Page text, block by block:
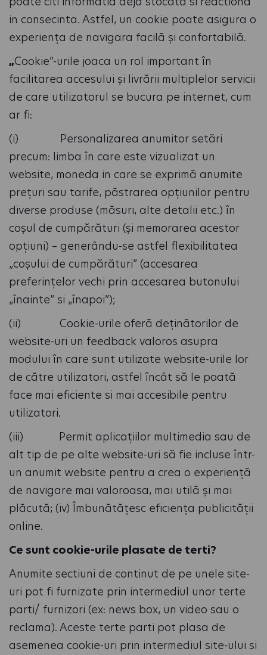
in consecinta. Astfel, un cookie poate asigura o
experiența de navigara facilă și confortabilă.
„Cookie”-urile joaca un rol important în
facilitarea accesului și livrării multiplelor servicii
de care utilizatorul se bucura pe internet, cum
ar fi:
(i) Personalizarea anumitor setări
precum: limba în care este vizualizat un
website, moneda in care se exprimă anumite
prețuri sau tarife, păstrarea opțiunilor pentru
diverse produse (măsuri, alte detalii etc.) în
coșul de cumpărături (și memorarea acestor
opțiuni) – generându-se astfel flexibilitatea
„coșului de cumpărături” (accesarea
preferințelor vechi prin accesarea butonului
„înainte” si „înapoi”);
(ii) Cookie-urile oferă deținătorilor de
website-uri un feedback valoros asupra
modului în care sunt utilizate website-urile lor
de către utilizatori, astfel încât să le poată
face mai eficiente si mai accesibile pentru
utilizatori.
(iii) Permit aplicațiilor multimedia sau de
alt tip de pe alte website-uri să fie incluse într-
un anumit website pentru a crea o experiență
de navigare mai valoroasa, mai utilă și mai
plăcută; (iv) Îmbunătățesc eficiența publicității
online.
Ce sunt cookie-urile plasate de terti?
Anumite sectiuni de continut de pe unele site-
uri pot fi furnizate prin intermediul unor terte
parti/ furnizori (ex: news box, un video sau o
reclama). Aceste terte parti pot plasa de
asemenea cookie-uri prin intermediul site-ului si